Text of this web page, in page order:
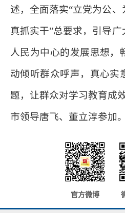
述，全面落实“立党为公、
真抓实干”总要求，引导
人民为中心的发展思想，
动倾听群众呼声，真心实
题，让群众对学习教育成
市领导唐飞、董立淳参加。
官方微博